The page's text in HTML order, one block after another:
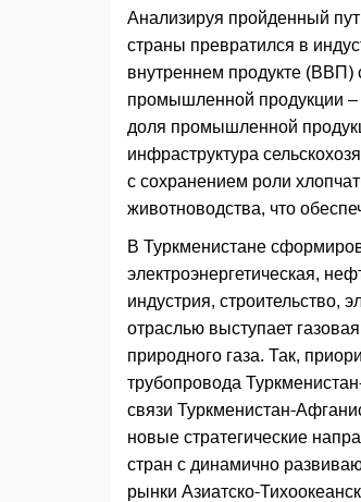
Анализируя пройденный
страны превратился в
внутреннем продукте (ВВП)
промышленной продукции
доля промышленной
инфраструктура
с сохранением роли
животноводства, что
В Туркменистане
электроэнергетическая,
индустрия, строительство,
отраслью выступает
природного газа. Так,
трубопровода
связи Туркменистан-
новые стратегические
стран с динамично
рынки Азиатско-